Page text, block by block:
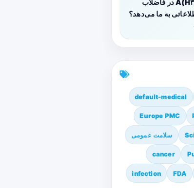
آنفلوانزا A(H۳N۲) در فاضلاب
به ما می‌دهد؟
default-medical
Europe PMC
سلامت عمومی
cancer
FDA
infection